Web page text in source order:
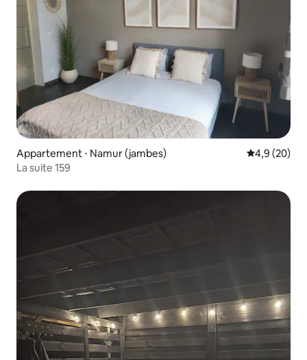
Appartement ⋅ Namur (jambes) Évaluation
4,9 (20)
La suite 159